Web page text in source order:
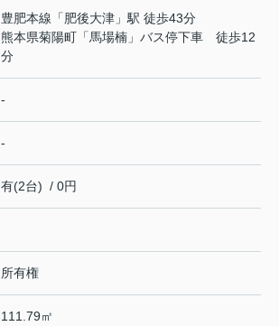
豊肥本線 「 肥後大津 」駅 徒歩43分
熊本県菊陽町「馬場楠」バス停下車 徒歩12
分
-
-
有(2台) / 0円
所有権
111.79㎡